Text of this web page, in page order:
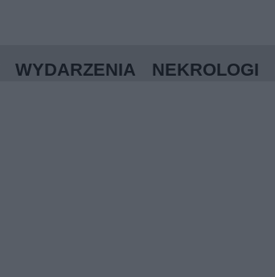
WYDARZENIA NEKROLOGI